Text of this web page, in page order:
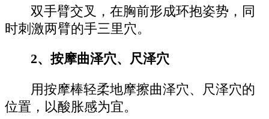
双手臂交叉，在胸前形成环抱姿势，同
时刺激两臂的手三里穴。
2、按摩曲泽穴、尺泽穴
用按摩棒轻柔地摩擦曲泽穴、尺泽穴的
位置，以酸胀感为宜。